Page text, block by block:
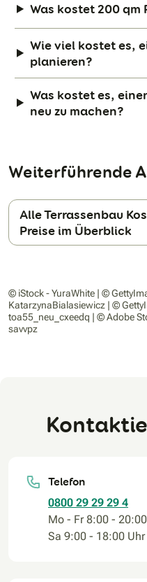
Was kostet 200 qm
Wie viel kostet es,
planieren?
Was kostet es,
neu zu machen?
Weiterführende
Alle Terrassenbau
Preise im Überblick
© iStock - YuraWhite | ©
KatarzynaBialasiewicz | ©
toa55_neu_cxeedq | © Adobe
savvpz
Telefon
0800 29 29 29 4
Mo - Fr 8:00 -
Sa 9:00 - 18:00 Uhr